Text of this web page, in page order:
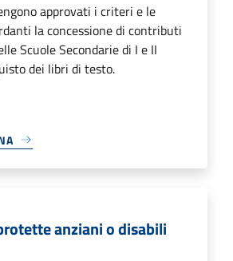
approvati i criteri e le
la concessione di contributi
Scuole Secondarie di I e II
dei libri di testo.
anziani o disabili